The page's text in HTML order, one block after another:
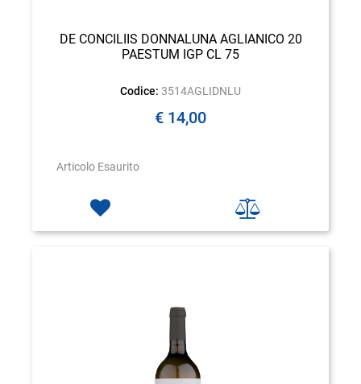
DE CONCILIIS DONNALUNA AGLIANICO 20
PAESTUM IGP CL 75
Codice: 3514AGLIDNLU
€ 14,00
Articolo Esaurito